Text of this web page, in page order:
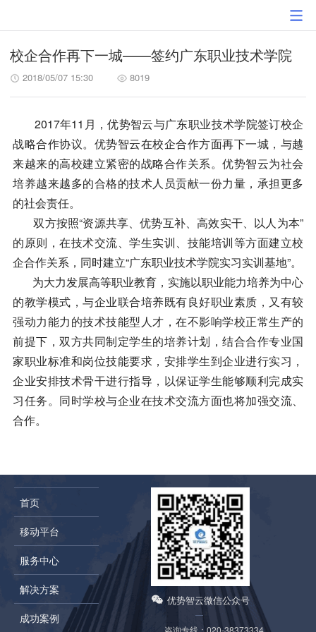
校企合作再下一城——签约广东职业技术学院
2018/05/07 15:30 8019
2017年11月，优势智云与广东职业技术学院签订校企
战略合作协议。优势智云在校企合作方面再下一城，与越
来越来的高校建立紧密的战略合作关系。优势智云为社会
培养越来越多的合格的技术人员贡献一份力量，承担更多
的社会责任。
双方按照“资源共享、优势互补、高效实干、以人为本”
的原则，在技术交流、学生实训、技能培训等方面建立校
企合作关系，同时建立“广东职业技术学院实习实训基地”。
为大力发展高等职业教育，实施以职业能力培养为中心
的教学模式，与企业联合培养既有良好职业素质，又有较
强动力能力的技术技能型人才，在不影响学校正常生产的
前提下，双方共同制定学生的培养计划，结合合作专业国
家职业标准和岗位技能要求，安排学生到企业进行实习，
企业安排技术骨干进行指导，以保证学生能够顺利完成实
习任务。同时学校与企业在技术交流方面也将加强交流、
合作。
首页
移动平台
服务中心
解决方案
成功案例
优势智云微信公众号
咨询专线： 020-38373334